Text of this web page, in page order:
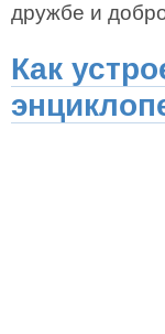
дружбе и
Как